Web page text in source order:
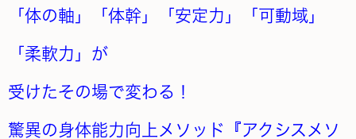
「体の軸」「体幹」「安定力」「可動域」
「柔軟力」が
受けたその場で変わる！
驚異の身体能力向上メソッド『アクシスメソ